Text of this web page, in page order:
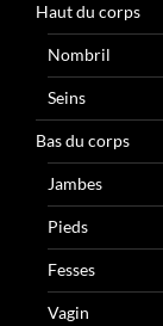
Haut du corps
Nombril
Seins
Bas du corps
Jambes
Pieds
Fesses
Vagin